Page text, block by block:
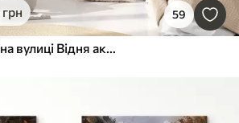
грн 59
Червоний трамвай на вулиці Відня акварель